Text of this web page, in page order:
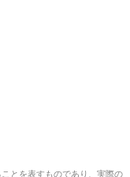
とを表すものであり、実際の